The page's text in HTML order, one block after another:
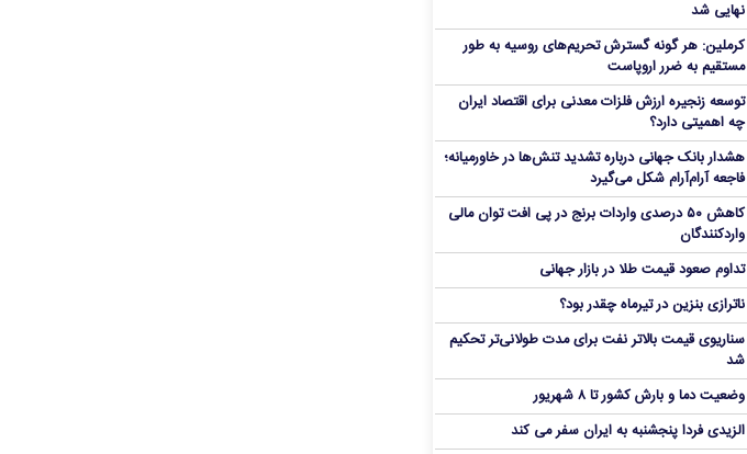
نهایی شد
کرملین: هر گونه گسترش تحریم‌های روسیه به طور
مستقیم به ضرر اروپاست
توسعه زنجیره ارزش فلزات معدنی برای اقتصاد ایران
چه اهمیتی دارد؟
هشدار بانک جهانی درباره تشدید تنش‌ها در خاورمیانه؛
فاجعه آرام‌آرام شکل می‌گیرد
کاهش ۵۰ درصدی واردات برنج در پی افت توان مالی
واردکنندگان
تداوم صعود قیمت طلا در بازار جهانی
ناترازی بنزین در تیرماه چقدر بود؟
سناریوی قیمت بالاتر نفت برای مدت طولانی‌تر تحکیم
شد
وضعیت دما و بارش کشور تا ۸ شهریور
الزیدی فردا پنجشنبه به ایران سفر می کند